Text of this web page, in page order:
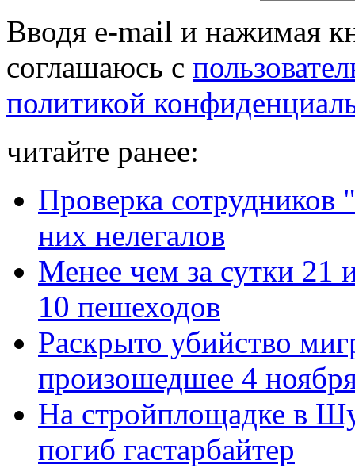
Вводя e-mail и нажимая
соглашаюсь с
политикой
читайте ранее:
Проверка сотрудников
них нелегалов
Менее чем за сутки 21
10 пешеходов
Раскрыто убийство
произошедшее 4
На стройплощадке в
погиб гастарбайтер